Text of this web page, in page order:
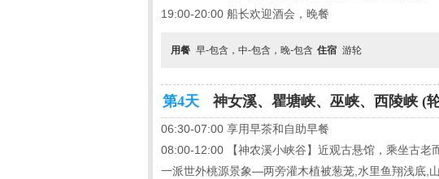
19:00-20:00 船长欢迎酒会，晚餐
用餐 早-包含，中-包含，晚-包含 住宿 游轮
第4天 神女溪、瞿塘峡、巫峡、西陵峡 (
06:30-07:00 享用早茶和自助早餐
08:00-12:00 【神农溪小峡谷】近观古悬馆，乘坐古老
一派世外桃源景象—两旁灌木植被葱茏,水里鱼翔浅底,